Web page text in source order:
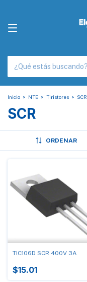
Inicio > NTE > Tiristores > SCR
SCR
ORDENAR
TIC106D SCR 400V 3A
$15.01